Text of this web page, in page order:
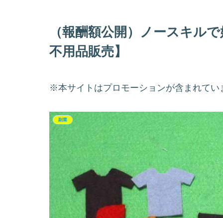
（報酬額公開）ノースキル
不用品販売】
※本サイトはプロモーションが含まれてい
副業